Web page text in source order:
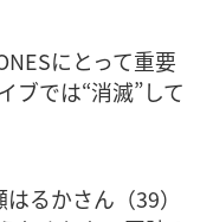
にとって重要
ブでは“消滅”して
るかさん（39）